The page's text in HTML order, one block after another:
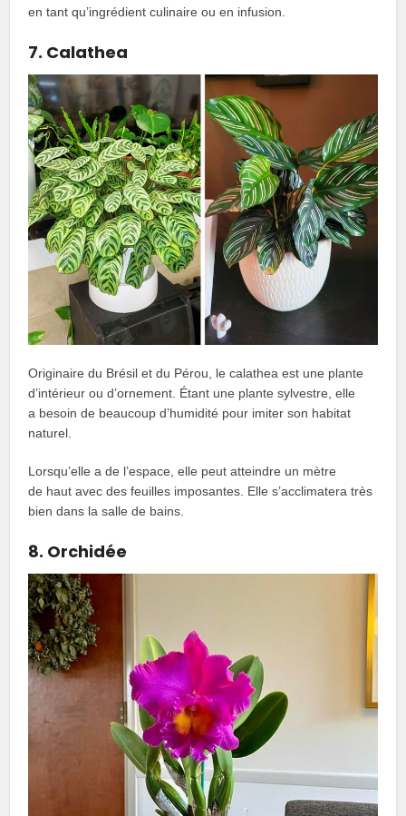
en tant qu’ingrédient culinaire ou en infusion.
7. Calathea
Originaire du Brésil et du Pérou, le calathea est une plante
d’intérieur ou d’ornement. Étant une plante sylvestre, elle
a besoin de beaucoup d’humidité pour imiter son habitat
naturel.
Lorsqu’elle a de l’espace, elle peut atteindre un mètre
de haut avec des feuilles imposantes. Elle s’acclimatera très
bien dans la salle de bains.
8. Orchidée